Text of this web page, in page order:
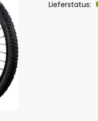
Lieferstatus: